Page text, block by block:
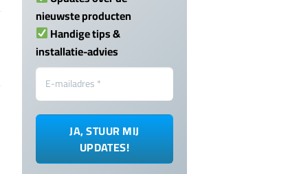
nieuwste producten
Handige tips &
installatie-advies